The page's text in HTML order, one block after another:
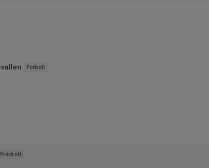
Fotboll
Friidrott